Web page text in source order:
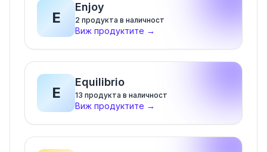
E
Enjoy
2 продукта в наличност
Виж продуктите →
E
Equilibrio
13 продукта в наличност
Виж продуктите →